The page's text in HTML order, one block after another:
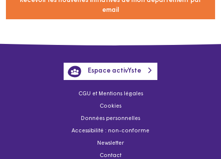
email
CGU et Mentions légales
Cookies
Données personnelles
Accessibilité : non-conforme
Newsletter
Contact
Espace activYste